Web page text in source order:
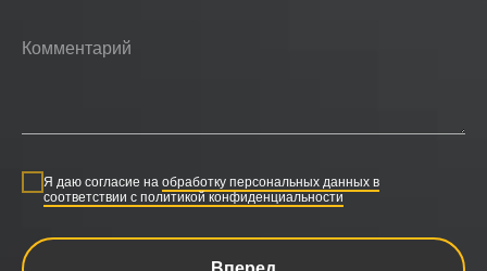
Я даю согласие на обработку персональных данных в
соответствии с политикой конфиденциальности